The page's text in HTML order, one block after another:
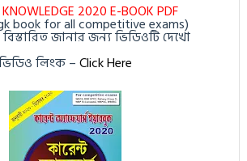
KNOWLEDGE 2020 E-BOOK PDF
book for all competitive exams)
বিস্তারিত জানার জন্য ভিডিওটি দেখো
লিংক–Click Here